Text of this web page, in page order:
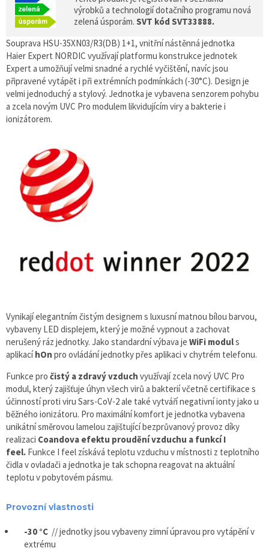
výrobků a technologií dotačního programu nová
zelená úsporám. SVT kód SVT33888.
Souprava HSU-35XN03/R3(DB) 1+1, vnitřní nástěnná jednotka
Haier Expert NORDIC využívají platformu konstrukce jednotek
Expert a umožňují velmi snadné a rychlé vyčištění, navíc jsou
připravené vytápět i při extrémních podmínkách (-30°C). Design je
velmi jednoduchý a stylový. Jednotka je vybavena senzorem pohybu
a zcela novým UVC Pro modulem likvidujícím viry a bakterie i
ionizátorem.
Vynikají elegantním čistým designem s luxusní matnou bílou barvou,
vybaveny LED displejem, který je možné vypnout a zachovat
nerušený ráz jednotky. Jako standardní výbava je WiFi moduls
aplikacíhOn pro ovládání jednotky přes aplikaci v chytrém telefonu.
Funkce pro čistý a zdravý vzduch využívají zcela nový UVC Pro
modul, který zajišťuje úhyn všech virů a bakterií včetně certifikace s
účinností proti viru Sars-CoV-2 ale také vytváří negativní ionty jako u
běžného ionizátoru. Pro maximální komfort je jednotka vybavena
unikátní směrovou lamelou zajištující bezprůvanový provoz díky
realizaci Coandova efektu proudění vzduchu a funkcí I
feel. Funkce I feel získává teplotu vzduchu v místnosti z teplotního
čidla v ovladači a jednotka je tak schopna reagovat na aktuální
teplotu v pobytovém pásmu.
Provozní vlastnosti
-30 °C // jednotky jsou vybaveny zimní úpravou pro vytápění v
extrému